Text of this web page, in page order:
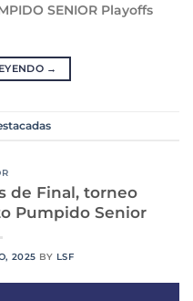
SENIOR Playoffs
→
de Final, torneo
Pumpido Senior
2025 BY LSF